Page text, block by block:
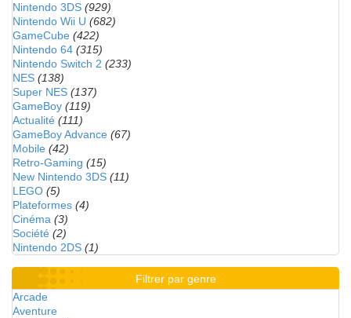
Nintendo 3DS (929)
Nintendo Wii U (682)
GameCube (422)
Nintendo 64 (315)
Nintendo Switch 2 (233)
NES (138)
Super NES (137)
GameBoy (119)
Actualité (111)
GameBoy Advance (67)
Mobile (42)
Retro-Gaming (15)
New Nintendo 3DS (11)
LEGO (5)
Plateformes (4)
Cinéma (3)
Société (2)
Nintendo 2DS (1)
Filtrer par genre
Arcade
Aventure